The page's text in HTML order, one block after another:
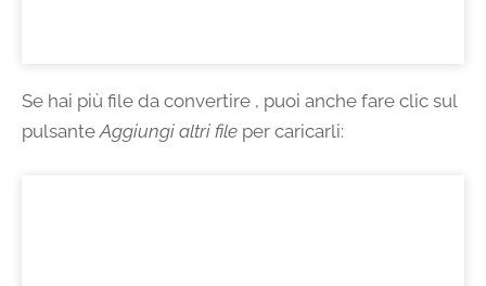
Se hai più file da convertire , puoi anche fare clic sul
pulsante Aggiungi altri file per caricarli: